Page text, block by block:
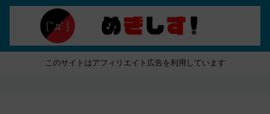
このサイトはアフィリエイト広告を利用しています